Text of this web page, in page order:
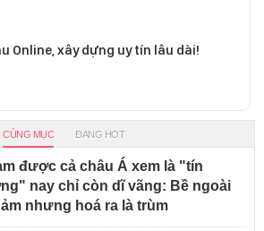
Online, xây dựng uy tín lâu dài!
CÙNG MỤC ĐANG HOT
được cả châu Á xem là "tín
nay chỉ còn dĩ vãng: Bề ngoài
nhưng hoá ra là trùm